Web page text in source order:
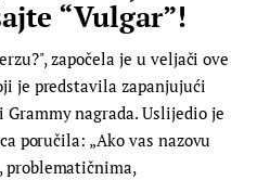
“Vulgar”!
započela je u veljači ove
je predstavila zapanjujući
nagrada. Uslijedio je
poručila: „Ako vas nazovu
problematičnima,